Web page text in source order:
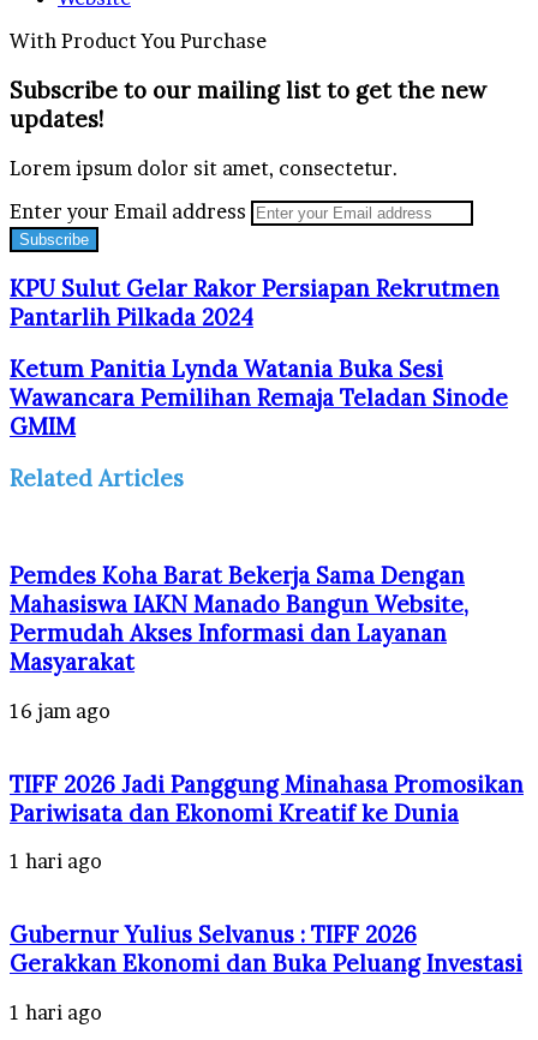
With Product You Purchase
Subscribe to our mailing list to get the new
updates!
Lorem ipsum dolor sit amet, consectetur.
Enter your Email address
KPU Sulut Gelar Rakor Persiapan Rekrutmen
Pantarlih Pilkada 2024
Ketum Panitia Lynda Watania Buka Sesi
Wawancara Pemilihan Remaja Teladan Sinode
GMIM
Related Articles
Pemdes Koha Barat Bekerja Sama Dengan
Mahasiswa IAKN Manado Bangun Website,
Permudah Akses Informasi dan Layanan
Masyarakat
16 jam ago
TIFF 2026 Jadi Panggung Minahasa Promosikan
Pariwisata dan Ekonomi Kreatif ke Dunia
1 hari ago
Gubernur Yulius Selvanus : TIFF 2026
Gerakkan Ekonomi dan Buka Peluang Investasi
1 hari ago